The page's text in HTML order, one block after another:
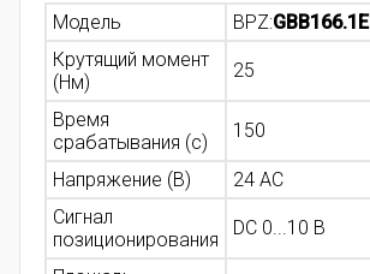
Модель BPZ:GBB166.1E
Крутящий момент
(Нм)
25
Время
срабатывания (с)
150
Напряжение (В)
24 AC
Сигнал
позиционирования
DC 0...10 В